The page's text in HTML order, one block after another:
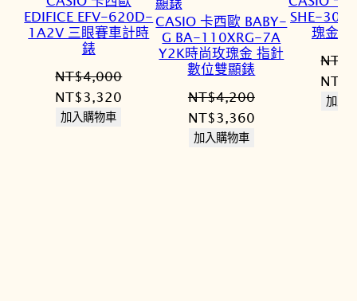
EDIFICE EFV-620D-
1A2V 三眼賽車計時
錶
NT$4,000
原
始
NT$3,320
加入購物車
CASIO 卡西歐 BABY-
G BA-110XRG-7A
Y2K時尚玫瑰金 指針
數位雙顯錶
NT$4,200
原
始
NT$3,360目
加入購物車
SHE-
瑰金
NT$
原
始
NT$
加入